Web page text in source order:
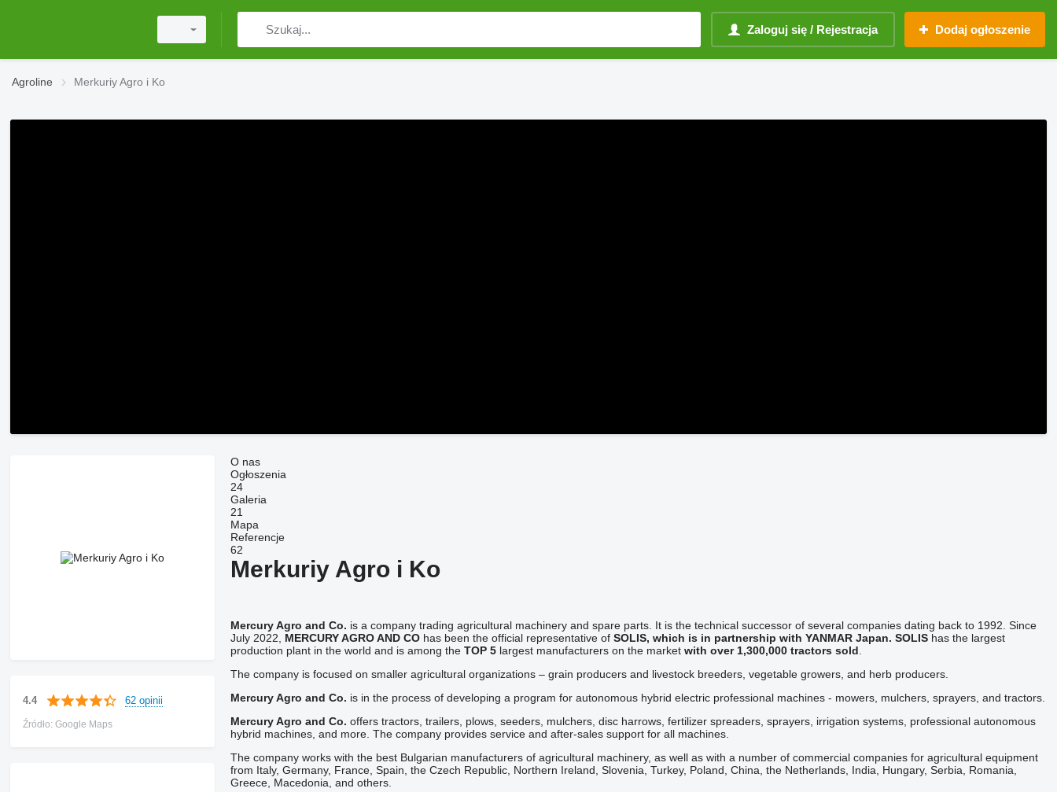
Zaloguj się / Rejestracja Dodaj ogłoszenie
Agroline Merkuriy Agro i Ko
4.4 62 opinii
Źródło: Google Maps
O nas
Ogłoszenia
24
Galeria
21
Mapa
Referencje
62
Merkuriy Agro i Ko
Mercury Agro and Co. is a company trading agricultural machinery and spare parts. It is the technical successor of several companies dating back to 1992. Since
July 2022, MERCURY AGRO AND COhas been the official representative of SOLIS, which is in partnership with YANMAR Japan. SOLIS has the largest
production plant in the world and is among the TOP 5largest manufacturers on the market with over 1,300,000 tractors sold
The company is focused on smaller agricultural organizations – grain producers and livestock breeders, vegetable growers, and herb producers.
Mercury Agro and Co. is in the process of developing a program for autonomous hybrid electric professional machines - mowers, mulchers, sprayers, and tractors.
Mercury Agro and Co. offers tractors, trailers, plows, seeders, mulchers, disc harrows, fertilizer spreaders, sprayers, irrigation systems, professional autonomous
hybrid machines, and more. The company provides service and after-sales support for all machines.
The company works with the best Bulgarian manufacturers of agricultural machinery, as well as with a number of commercial companies for agricultural equipment
from Italy, Germany, France, Spain, the Czech Republic, Northern Ireland, Slovenia, Turkey, Poland, China, the Netherlands, India, Hungary, Serbia, Romania,
Greece, Macedonia, and others.